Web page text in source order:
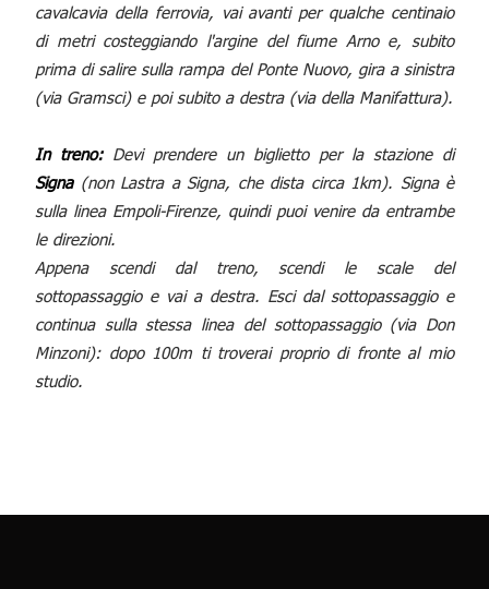
cavalcavia della ferrovia, vai avanti per qualche centinaio
di metri costeggiando l'argine del fiume Arno e, subito
prima di salire sulla rampa del Ponte Nuovo, gira a sinistra
(via Gramsci) e poi subito a destra (via della Manifattura).
In treno:Devi prendere un biglietto per la stazione di
Signa(non Lastra a Signa, che dista circa 1km). Signa è
sulla linea Empoli-Firenze, quindi puoi venire da entrambe
le direzioni.
Appena scendi dal treno, scendi le scale del
sottopassaggio e vai a destra. Esci dal sottopassaggio e
continua sulla stessa linea del sottopassaggio (via Don
Minzoni): dopo 100m ti troverai proprio di fronte al mio
studio.